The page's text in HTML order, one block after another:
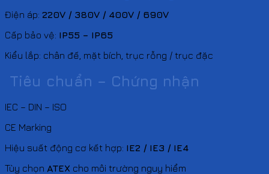
Điện áp: 220V / 380V / 400V / 690V
Cấp bảo vệ: IP55 – IP65
Kiểu lắp: chân đế, mặt bích, trục rỗng / trục đặc
Tiêu chuẩn – Chứng nhận
IEC – DIN – ISO
CE Marking
Hiệu suất động cơ kết hợp: IE2 / IE3 / IE4
Tùy chọn ATEX cho môi trường nguy hiểm